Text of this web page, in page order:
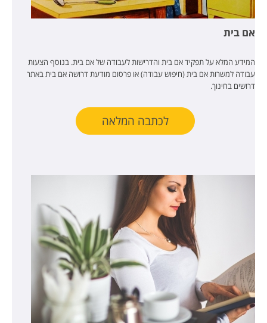
אם בית
המידע המלא על תפקיד אם בית והדרישות לעבודה של אם בית. בנוסף הצעות
עבודה למשרות אם בית (חיפוש עבודה) או פרסום מודעת דרושה אם בית באתר
דרושים בחינוך.
לכתבה המלאה